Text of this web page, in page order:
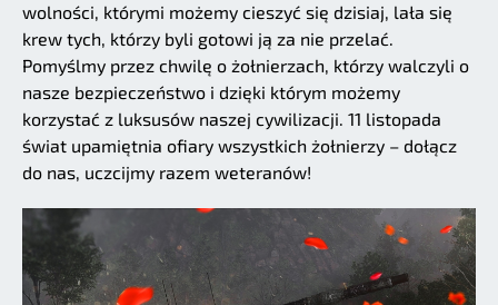
wolności, którymi możemy cieszyć się dzisiaj, lała się
krew tych, którzy byli gotowi ją za nie przelać.
Pomyślmy przez chwilę o żołnierzach, którzy walczyli o
nasze bezpieczeństwo i dzięki którym możemy
korzystać z luksusów naszej cywilizacji. 11 listopada
świat upamiętnia ofiary wszystkich żołnierzy – dołącz
do nas, uczcijmy razem weteranów!